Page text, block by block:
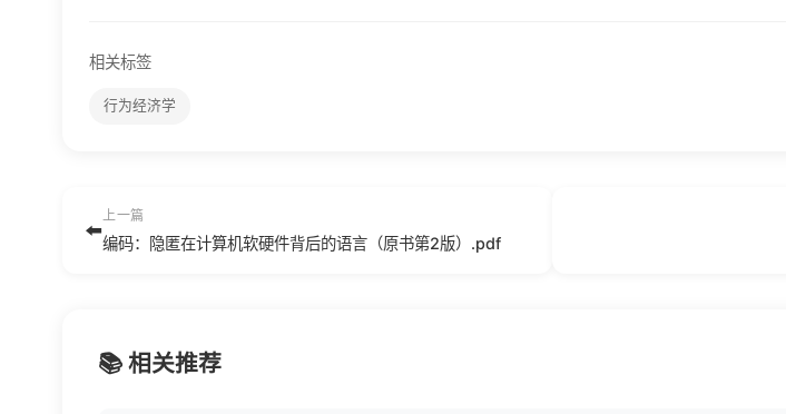
相关标签
行为经济学
⬅️
上一篇
编码：隐匿在计算机软硬件背后的语言（原书第2版）.pdf
📚 相关推荐